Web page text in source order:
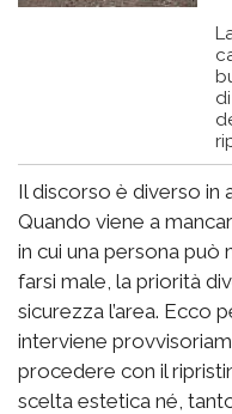
Il discorso è diverso in
Quando viene a
in cui una persona può
farsi male, la priorità
sicurezza l’area. Ecco
interviene
procedere con il
scelta estetica né,